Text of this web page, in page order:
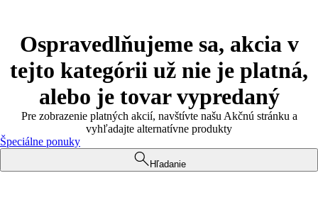
Ospravedlňujeme sa, akcia v
tejto kategórii už nie je platná,
alebo je tovar vypredaný
Pre zobrazenie platných akcií, navštívte našu Akčnú stránku a
vyhľadajte alternatívne produkty
Špeciálne ponuky
Hľadanie